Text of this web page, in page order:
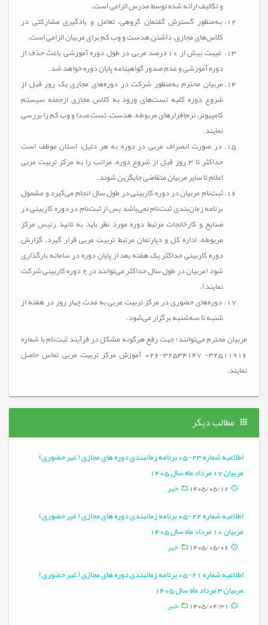
و تکاليف ارائه‌ شده توسط مدرس الزامی است.
به‌منظور گسترش گفتمان گروهی، تعامل و یادگیری مشارکتی در
کلاس‌های مجازی، داشتن هدست و وب کم برای مربیان الزامی است.
غیبت بیش از 10 درصد مربی در طول دوره آموزشی باعث حذف از
دوره آموزشی و عدم صدور گواهینامه پایان دوره خواهد شد.
مربیان محترم به‌منظور شرکت در دوره‌های مجازی یک روز قبل از
شروع دوره کلیه تست‌های ورود به کلاس مجازی ازجمله سیستم
کامپیوتر، نرم‌افزارهای مربوطه، هدست، تست صدا و وب کم را بررسی
نمایند.
در صورت انصراف مربی در دوره به هر دلیل، استان موظف است
حداکثر تا 3 روز قبل از شروع دوره، مراتب را به مرکز تربیت مربی
اعلام تا سایر مربیان متقاضی جایگزین شوند.
ثبت‌نام مربیان در دوره کاربینی در طول سال انجام می‌گیرد و مشمول
برنامه زمان‌بندی ثبت‌نام نمی‌باشد پس از ثبت‌نام در دوره کاربینی در
صنایع و کارخانجات مرتبط دوره مورد نظر باید به تائید رئیس مرکز
مربوطه، اداره کل و دپارتمان مرتبط تربیت مربی قرار گیرد. گزارش
دوره کاربینی حداکثر یک هفته بعد از پایان دوره در سامانه بارگذاری
شود (مربیان در طول سال حداکثر می‌توانند در2دوره کاربینی شرکت
نمایند).
دوره‌های حضوری در مرکز تربیت مربی به مدت چهار روز در هفته از
شنبه تا سه‌شنبه برگزار می‌شود.
مربیان محترم می‌توانند؛ جهت رفع هرگونه مشکل در فرآیند ثبت‌نام با شماره
32511916- 32534147-026 آموزش مرکز تربیت مربی تماس حاصل
نمایند.
مطالب دیگر
اطلاعیه شماره 23-05 برنامه زمانبندی دوره های مجازی ( غیر حضوری)
مربیان 17 مرداد ماه سال 1405
1405/05/12 خبر
اطلاعیه شماره 22-05 برنامه زمانبندی دوره های مجازی ( غیر حضوری)
مربیان 10 مرداد ماه سال 1405
1405/05/06 خبر
اطلاعیه شماره 21-05 برنامه زمانبندی دوره های مجازی ( غیر حضوری)
مربیان 3 مرداد ماه سال 1405
1405/04/31 خبر